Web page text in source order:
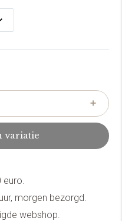
variatie
euro.
morgen bezorgd.
webshop.